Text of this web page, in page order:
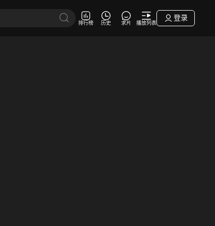
排行榜 历史 求片 播放列表
登录